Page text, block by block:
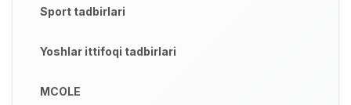
Sport tadbirlari
Yoshlar ittifoqi tadbirlari
MCOLE